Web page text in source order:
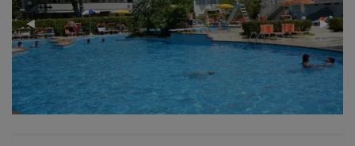
Previous
Slide
◀︎
Next
Slide
▶︎